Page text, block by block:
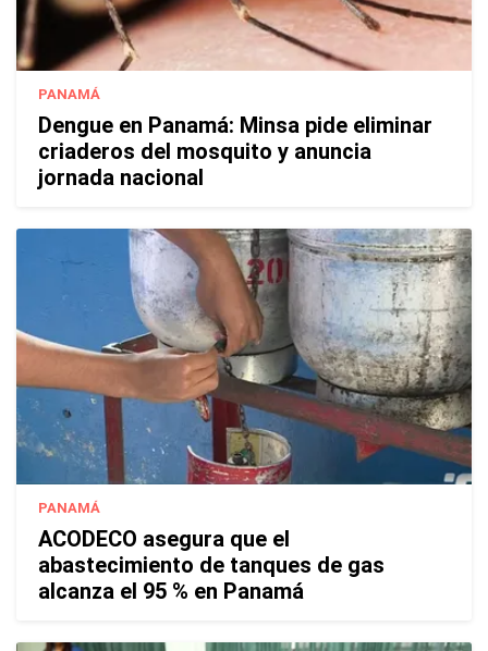
PANAMÁ
Dengue en Panamá: Minsa pide eliminar
criaderos del mosquito y anuncia
jornada nacional
PANAMÁ
ACODECO asegura que el
abastecimiento de tanques de gas
alcanza el 95 % en Panamá